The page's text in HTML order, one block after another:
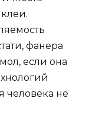
фанера
если она
человека не